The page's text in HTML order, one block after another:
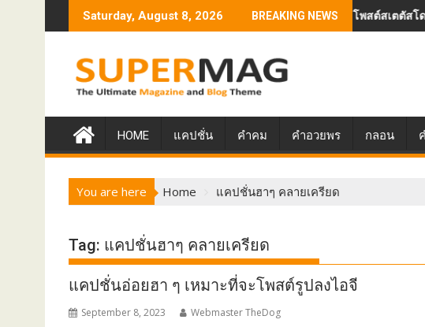
to
Saturday, August 8, 2026 BREAKING NEWS
คำคมการเรียน มุ่งสู่เป้าหมายสร้างแรงบันดาลใจ แคปชั่นภาษาอังกฤษ โพสต์สเตตัสโดน
HOME แคปชั่น คำคม คำอวยพร กลอน
You are here Home แคปชั่นฮาๆ คลายเครียด
Tag: แคปชั่นฮาๆ คลายเครียด
แคปชั่นอ่อยฮา ๆ เหมาะที่จะโพสต์รูปลงไอจี
September 8, 2023 Webmaster TheDog